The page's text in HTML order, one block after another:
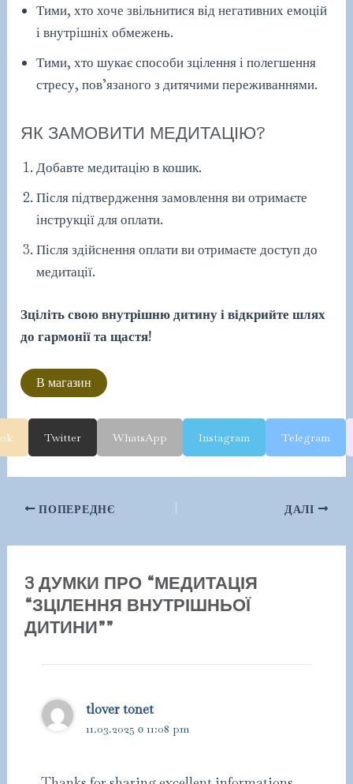
Тими, хто хоче звільнитися від негативних емоцій
і внутрішніх обмежень.
Тими, хто шукає способи зцілення і полегшення
стресу, пов’язаного з дитячими переживаннями.
ЯК ЗАМОВИТИ МЕДИТАЦІЮ?
Добавте медитацію в кошик.
Після підтвердження замовлення ви отримаєте
інструкції для оплати.
Після здійснення оплати ви отримаєте доступ до
медитації.
Зціліть свою внутрішню дитину і відкрийте шлях
до гармонії та щастя!
В магазин
Twitter WhatsApp Instagram Telegram
Навігація
запису
ПОПЕРЕДНЄ ДАЛІ
3 ДУМКИ ПРО “МЕДИТАЦІЯ
“ЗЦІЛЕННЯ ВНУТРІШНЬОЇ
ДИТИНИ””
tlover tonet
11.03.2025 о 11:08 pm